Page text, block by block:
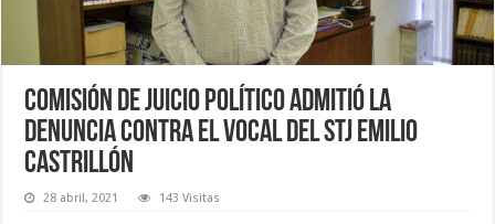
Comisión de Juicio Político admitió la
denuncia contra el vocal del STJ Emilio
Castrillón
28 abril, 2021 143 Visitas